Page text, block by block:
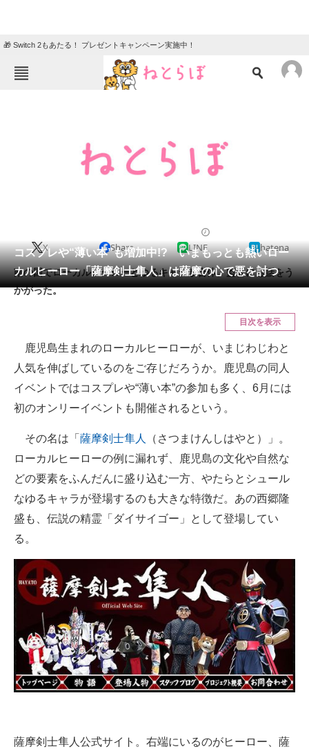
🎁 Switch 2もあたる！ プレゼントキャンペーン実施中！
クイズ
地域
会員記事
メディア
スマホと通信の最新トレンド
ビジネスと働き方のヒント
AI活用のいまが分かる
企業ITのトレンドを詳説
マーケ×ITの今がよく分かる
ITエンジニア向け専門サイト
企業向けIT製品の総合サイト
IT製品の技術・比較・事例
製造業のIT導入・活用を支援
コスプレや“薄い本”も増加中!? いまもっとも熱いロー
カルヒーロー「薩摩剣士隼人」は薩摩の心で悪を討つ
X Share LINE hatena
南の国でローカルヒーローとゆるキャラが合体。監督にも話をう
かがった。
目次を表示
鹿児島生まれのローカルヒーローが、いまじわじわと
人気を伸ばしているのをご存じだろうか。鹿児島の同人
イベントではコスプレや“薄い本”の参加も多く、6月には
初のオンリーイベントも開催されるという。
その名は「 薩摩剣士隼人
（さつまけんしはやと）」。
ローカルヒーローの例に漏れず、鹿児島の文化や自然な
どの要素をふんだんに盛り込む一方、やたらとシュール
なゆるキャラが登場するのも大きな特徴だ。あの西郷隆
盛も、伝説の精霊「ダイサイゴー」として登場してい
る。
薩摩剣士隼人公式サイト。右端にいるのがヒーロー、薩